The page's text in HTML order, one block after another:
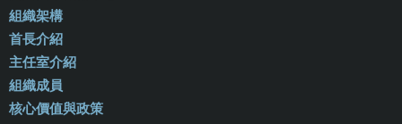
組織架構
首長介紹
主任室介紹
組織成員
核心價值與政策